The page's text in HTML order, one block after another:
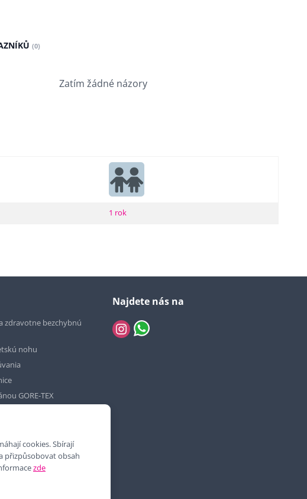
(0)
Zatím žádné názory
1 rok
zdravotne bezchybnú
nohu
GORE-TEX
Najdete nás na
cookies. Sbírají
přizpůsobovat obsah
zde